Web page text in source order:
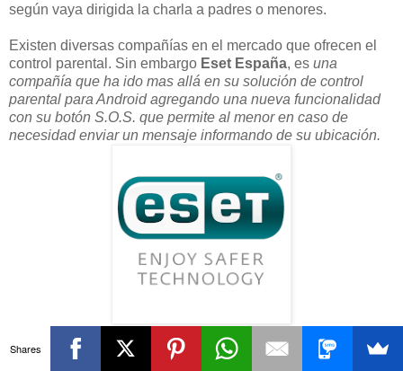
según vaya dirigida la charla a padres o menores.
Existen diversas compañías en el mercado que ofrecen el
control parental. Sin embargo Eset España, es una
compañía que ha ido mas allá en su solución de control
parental para Android agregando una nueva funcionalidad
con su botón S.O.S. que permite al menor en caso de
necesidad enviar un mensaje informando de su ubicación.
La pregunta es,
¿en que nos puede ayudar un botón
S.O.S.?
Sin duda los casos en que nuestro hijo necesite
Shares